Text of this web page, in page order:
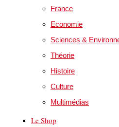
France
Economie
Sciences &
Théorie
Histoire
Culture
Multimédias
Le Shop